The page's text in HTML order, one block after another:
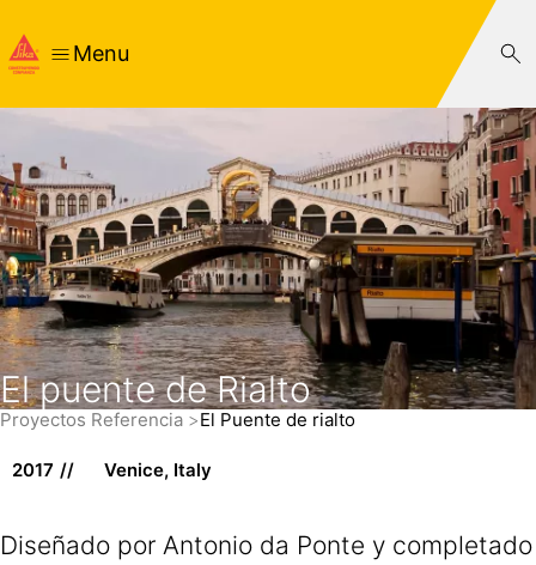
Menu
El puente de Rialto
Proyectos Referencia El Puente de rialto
2017 Venice, Italy
Diseñado por Antonio da Ponte y completado